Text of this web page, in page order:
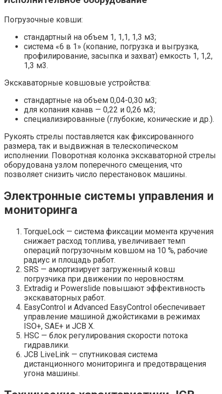
Погрузочные ковши:
стандартный на объем 1, 1,1, 1,3 м3;
система «6 в 1» (копание, погрузка и выгрузка,
профилирование, засыпка и захват) емкость 1, 1,2,
1,3 м3.
Экскаваторные ковшовые устройства:
стандартные на объем 0,04-0,30 м3;
для копания канав — 0,22 и 0,26 м3;
специализированные (глубокие, конические и др.).
Рукоять стрелы поставляется как фиксированного
размера, так и выдвижная в телескопическом
исполнении. Поворотная колонка экскаваторной стрелы
оборудована узлом поперечного смещения, что
позволяет снизить число перестановок машины.
Электронные системы управления и
мониторинга
TorqueLock — система фиксации момента кручения
снижает расход топлива, увеличивает темп
операций погрузочным ковшом на 10 %, рабочие
радиус и площадь работ.
SRS — амортизирует загруженный ковш
погрузчика при движении по неровностям.
Extradig и Powerslide повышают эффективность
экскаваторных работ.
EasyControl и Advanced EasyControl обеспечивает
управление машиной джойстиками в режимах
ISO+, SAE+ и JCB X.
HSC — блок регулирования скорости потока
гидравлики.
JCB LiveLink — спутниковая система
дистанционного мониторинга и предотвращения
угона машины.